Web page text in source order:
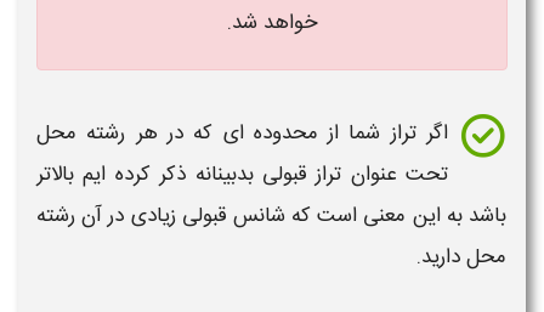
خواهد شد.
اگرتراز شما از محدوده ای که در هر رشته محل
تحت عنوان تراز قبولی بدبینانه ذکر کرده ایم بالاتر
باشد به این معنی است که شانس قبولی زیادی در آن رشته
محل دارید.